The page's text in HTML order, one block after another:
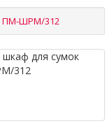
ПМ-ШРМ/312